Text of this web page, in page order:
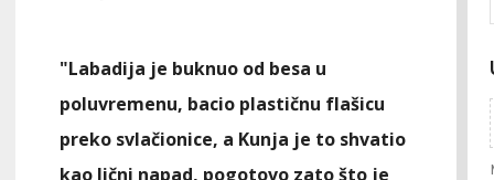
"Labadija je buknuo od besa u
poluvremenu, bacio plastičnu flašicu
preko svlačionice, a Kunja je to shvatio
kao lični napad, pogotovo zato što je